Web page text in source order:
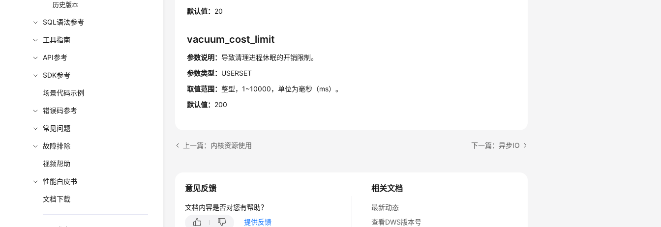
历史版本
SQL语法参考
工具指南
API参考
SDK参考
场景代码示例
错误码参考
常见问题
故障排除
视频帮助
性能白皮书
文档下载
默认值： 20
vacuum_cost_limit
参数说明：导致清理进程休眠的开销限制。
参数类型： USERSET
取值范围：整型，1~10000，单位为毫秒（ms）。
默认值： 200
上一篇：内核资源使用 下一篇：异步IO
相关文档
最新动态
查看DWS版本号
意见反馈
文档内容是否对您有帮助？
提供反馈